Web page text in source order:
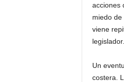
acciones
miedo
viene
legislador.
Un
costera.